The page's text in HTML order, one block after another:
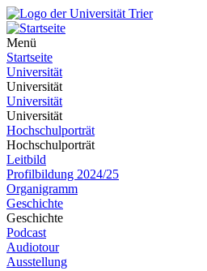
Menü
Startseite
Universität
Universität
Universität
Universität
Hochschulporträt
Hochschulporträt
Leitbild
Profilbildung 2024/25
Organigramm
Geschichte
Geschichte
Podcast
Audiotour
Ausstellung